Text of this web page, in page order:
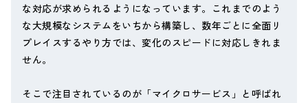
な対応が求められるようになっています。これまでのよう
な大規模なシステムをいちから構築し、数年ごとに全面リ
プレイスするやり方では、変化のスピードに対応しきれま
せん。
そこで注目されているのが「マイクロサービス」と呼ばれ